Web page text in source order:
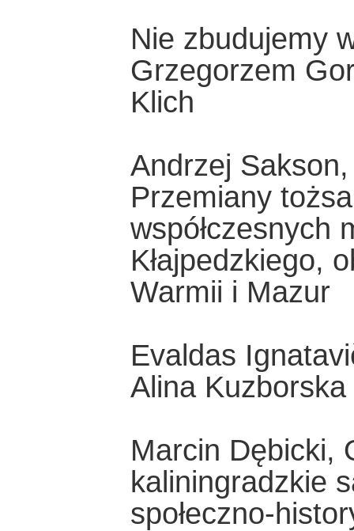
Nie zbudujemy
Grzegorzem
Klich
Andrzej
Przemiany
współczesnych
Kłajpedzkiego,
Warmii i Mazur
Evaldas
Alina Kuzborska
Marcin Dębicki,
kaliningradzkie
społeczno-